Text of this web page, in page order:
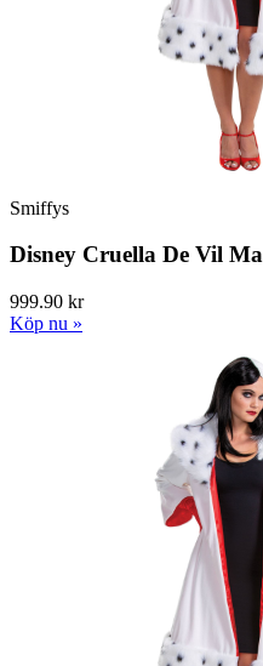
Smiffys
Disney Cruella De Vil
999.90 kr
Köp nu »